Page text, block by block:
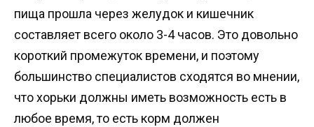
пища прошла через желудок и кишечник
составляет всего около 3-4 часов. Это довольно
короткий промежуток времени, и поэтому
большинство специалистов сходятся во мнении,
что хорьки должны иметь возможность есть в
любое время, то есть корм должен